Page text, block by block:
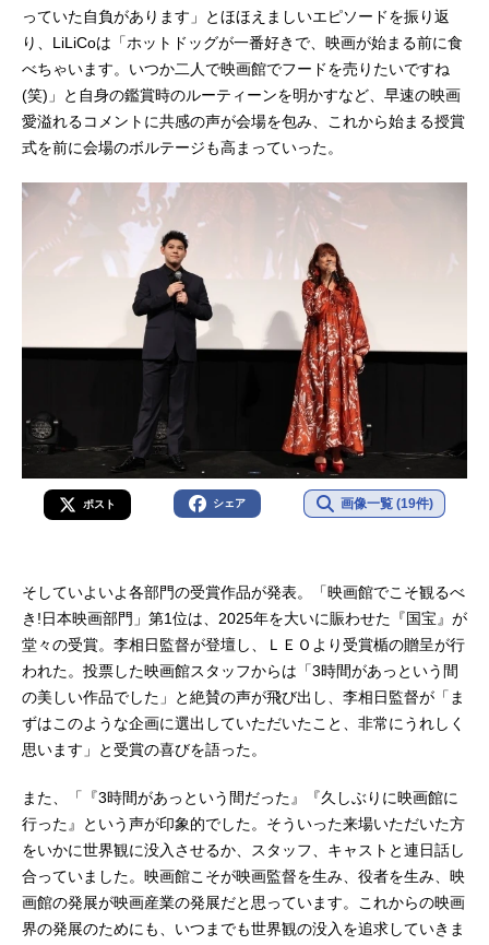
っていた自負があります」とほほえましいエピソードを振り返
り、LiLiCoは「ホットドッグが一番好きで、映画が始まる前に食
べちゃいます。いつか二人で映画館でフードを売りたいですね
(笑)」と自身の鑑賞時のルーティーンを明かすなど、早速の映画
愛溢れるコメントに共感の声が会場を包み、これから始まる授賞
式を前に会場のボルテージも高まっていった。
ポスト シェア 画像一覧 (19件)
そしていよいよ各部門の受賞作品が発表。「映画館でこそ観るべ
き!日本映画部門」第1位は、2025年を大いに賑わせた『国宝』が
堂々の受賞。李相日監督が登壇し、ＬＥＯより受賞楯の贈呈が行
われた。投票した映画館スタッフからは「3時間があっという間
の美しい作品でした」と絶賛の声が飛び出し、李相日監督が「ま
ずはこのような企画に選出していただいたこと、非常にうれしく
思います」と受賞の喜びを語った。
また、「『3時間があっという間だった』『久しぶりに映画館に
行った』という声が印象的でした。そういった来場いただいた方
をいかに世界観に没入させるか、スタッフ、キャストと連日話し
合っていました。映画館こそが映画監督を生み、役者を生み、映
画館の発展が映画産業の発展だと思っています。これからの映画
界の発展のためにも、いつまでも世界観の没入を追求していきま